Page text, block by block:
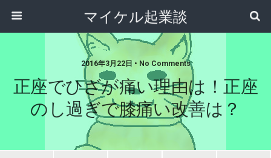
マイケル起業談
2016年3月22日 • No Comments
正座でひざが痛い理由は！正座
のし過ぎで膝痛い改善は？